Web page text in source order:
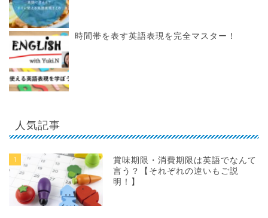
時間帯を表す英語表現を完全マスター！
人気記事
1
賞味期限・消費期限は英語でなんて
言う？【それぞれの違いもご説
明！】